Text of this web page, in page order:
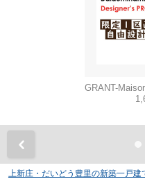
上新庄・だいどう豊里の新築一戸